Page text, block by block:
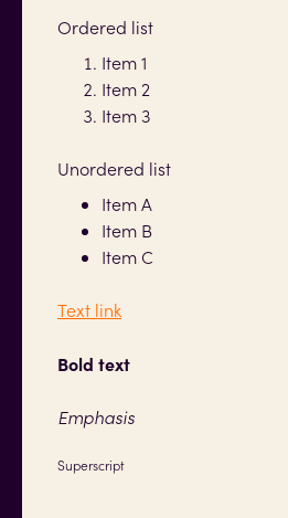
Ordered list
Item 1
Item 2
Item 3
Unordered list
Item A
Item B
Item C
Text link
Bold text
Emphasis
Superscript